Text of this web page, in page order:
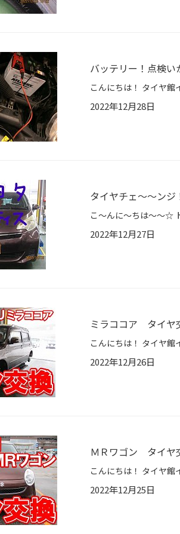
バッテリー！点検い
2022年12月28日
タイヤチェ～～ン
2022年12月27日
ミラココア タイヤ
2022年12月26日
ＭＲワゴン タイヤ
2022年12月25日